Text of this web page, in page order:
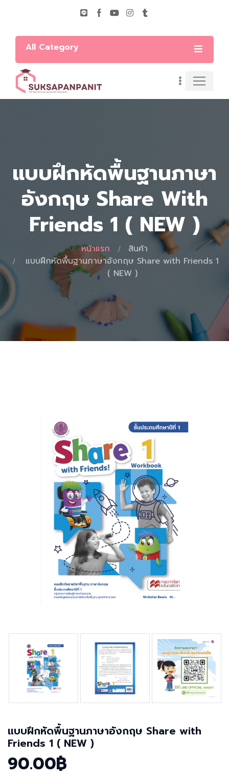
All Category
แบบฝึกหัดพื้นฐานภาษา
อังกฤษ Share With
Friends 1 ( NEW )
หน้าแรก
สินค้า
แบบฝึกหัดพื้นฐานภาษาอังกฤษ Share with Friends 1
( NEW )
แบบฝึกหัดพื้นฐานภาษาอังกฤษ Share with
Friends 1 ( NEW )
90.00฿